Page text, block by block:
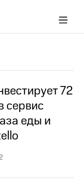
72
сервис
еды и